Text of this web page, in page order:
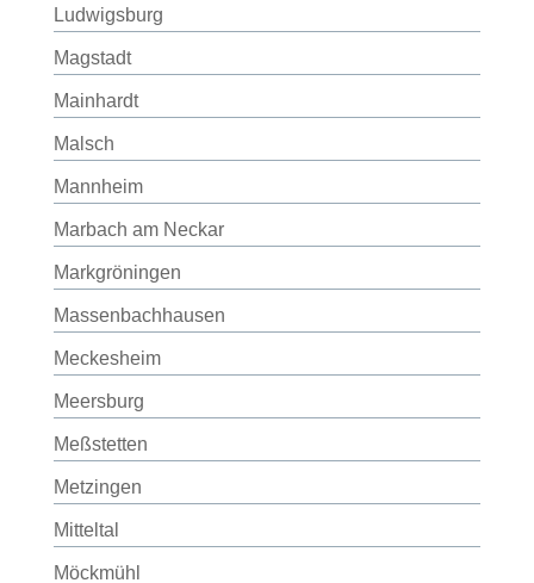
Ludwigsburg
Magstadt
Mainhardt
Malsch
Mannheim
Marbach am Neckar
Markgröningen
Massenbachhausen
Meckesheim
Meersburg
Meßstetten
Metzingen
Mitteltal
Möckmühl